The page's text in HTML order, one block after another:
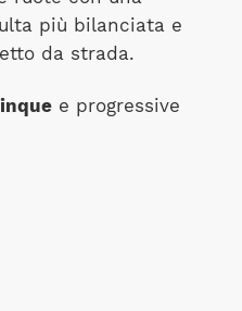
più bilanciata e
da strada.
e progressive